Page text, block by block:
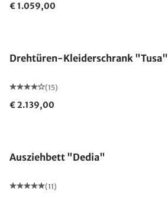
€ 1.059,00
Drehtüren-Kleiderschrank "Tusa"
(15)
€ 2.139,00
Ausziehbett "Dedia"
(11)